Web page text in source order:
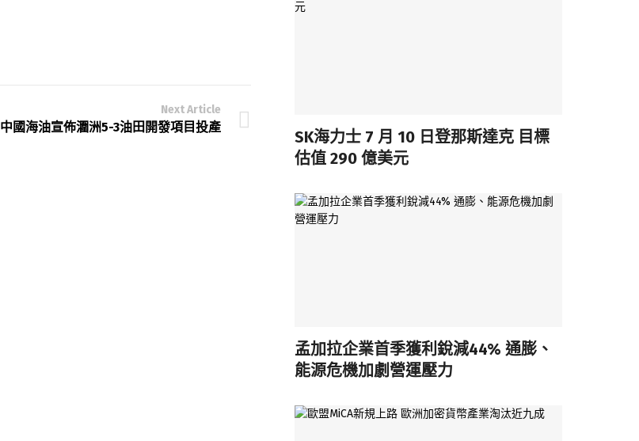
Next Article
中國海油宣佈潿洲5-3油田開發項目投產
SK海力士 7 月 10 日登那斯達克 目標
估值 290 億美元
孟加拉企業首季獲利銳減44% 通膨、
能源危機加劇營運壓力